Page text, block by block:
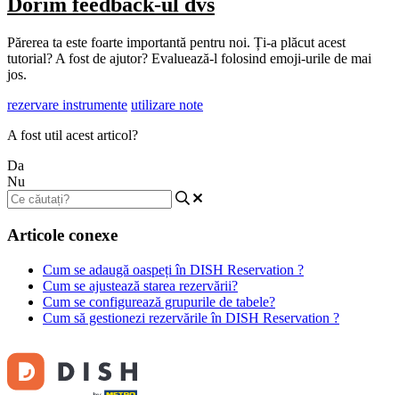
Dorim feedback-ul dvs
Părerea ta este foarte importantă pentru noi. Ți-a plăcut acest
tutorial? A fost de ajutor? Evaluează-l folosind emoji-urile de mai
jos.
rezervare instrumente utilizare note
A fost util acest articol?
Da
Nu
Articole conexe
Cum se adaugă oaspeți în DISH Reservation ?
Cum se ajustează starea rezervării?
Cum se configurează grupurile de tabele?
Cum să gestionezi rezervările în DISH Reservation ?